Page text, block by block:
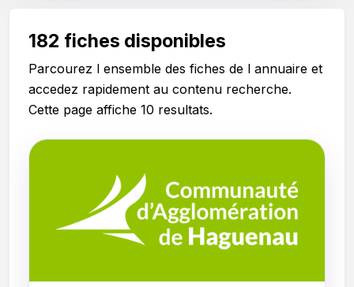
182 fiches disponibles
Parcourez l ensemble des fiches de l annuaire et
accedez rapidement au contenu recherche.
Cette page affiche 10 resultats.